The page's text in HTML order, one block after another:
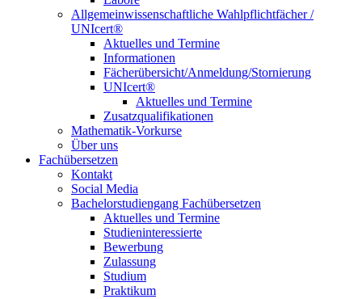
Allgemeinwissenschaftliche Wahlpflichtfächer /
UNIcert®
Aktuelles und Termine
Informationen
Fächerübersicht/Anmeldung/Stornierung
UNIcert®
Aktuelles und Termine
Zusatzqualifikationen
Mathematik-Vorkurse
Über uns
Fachübersetzen
Kontakt
Social Media
Bachelorstudiengang Fachübersetzen
Aktuelles und Termine
Studieninteressierte
Bewerbung
Zulassung
Studium
Praktikum